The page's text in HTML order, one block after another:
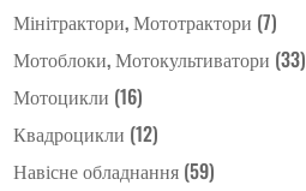
Мінітрактори, Мототрактори (7)
Мотоблоки, Мотокультиватори (33)
Мотоцикли (16)
Квадроцикли (12)
Навісне обладнання (59)